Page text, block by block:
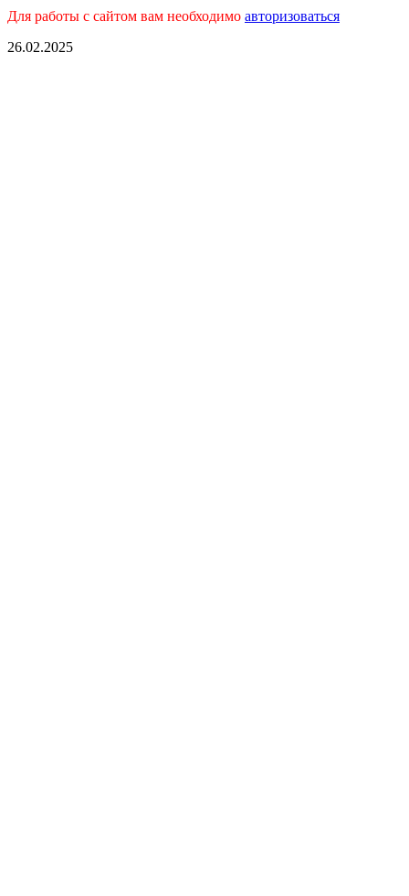
Для работы с сайтом вам необходимо авторизоваться
26.02.2025